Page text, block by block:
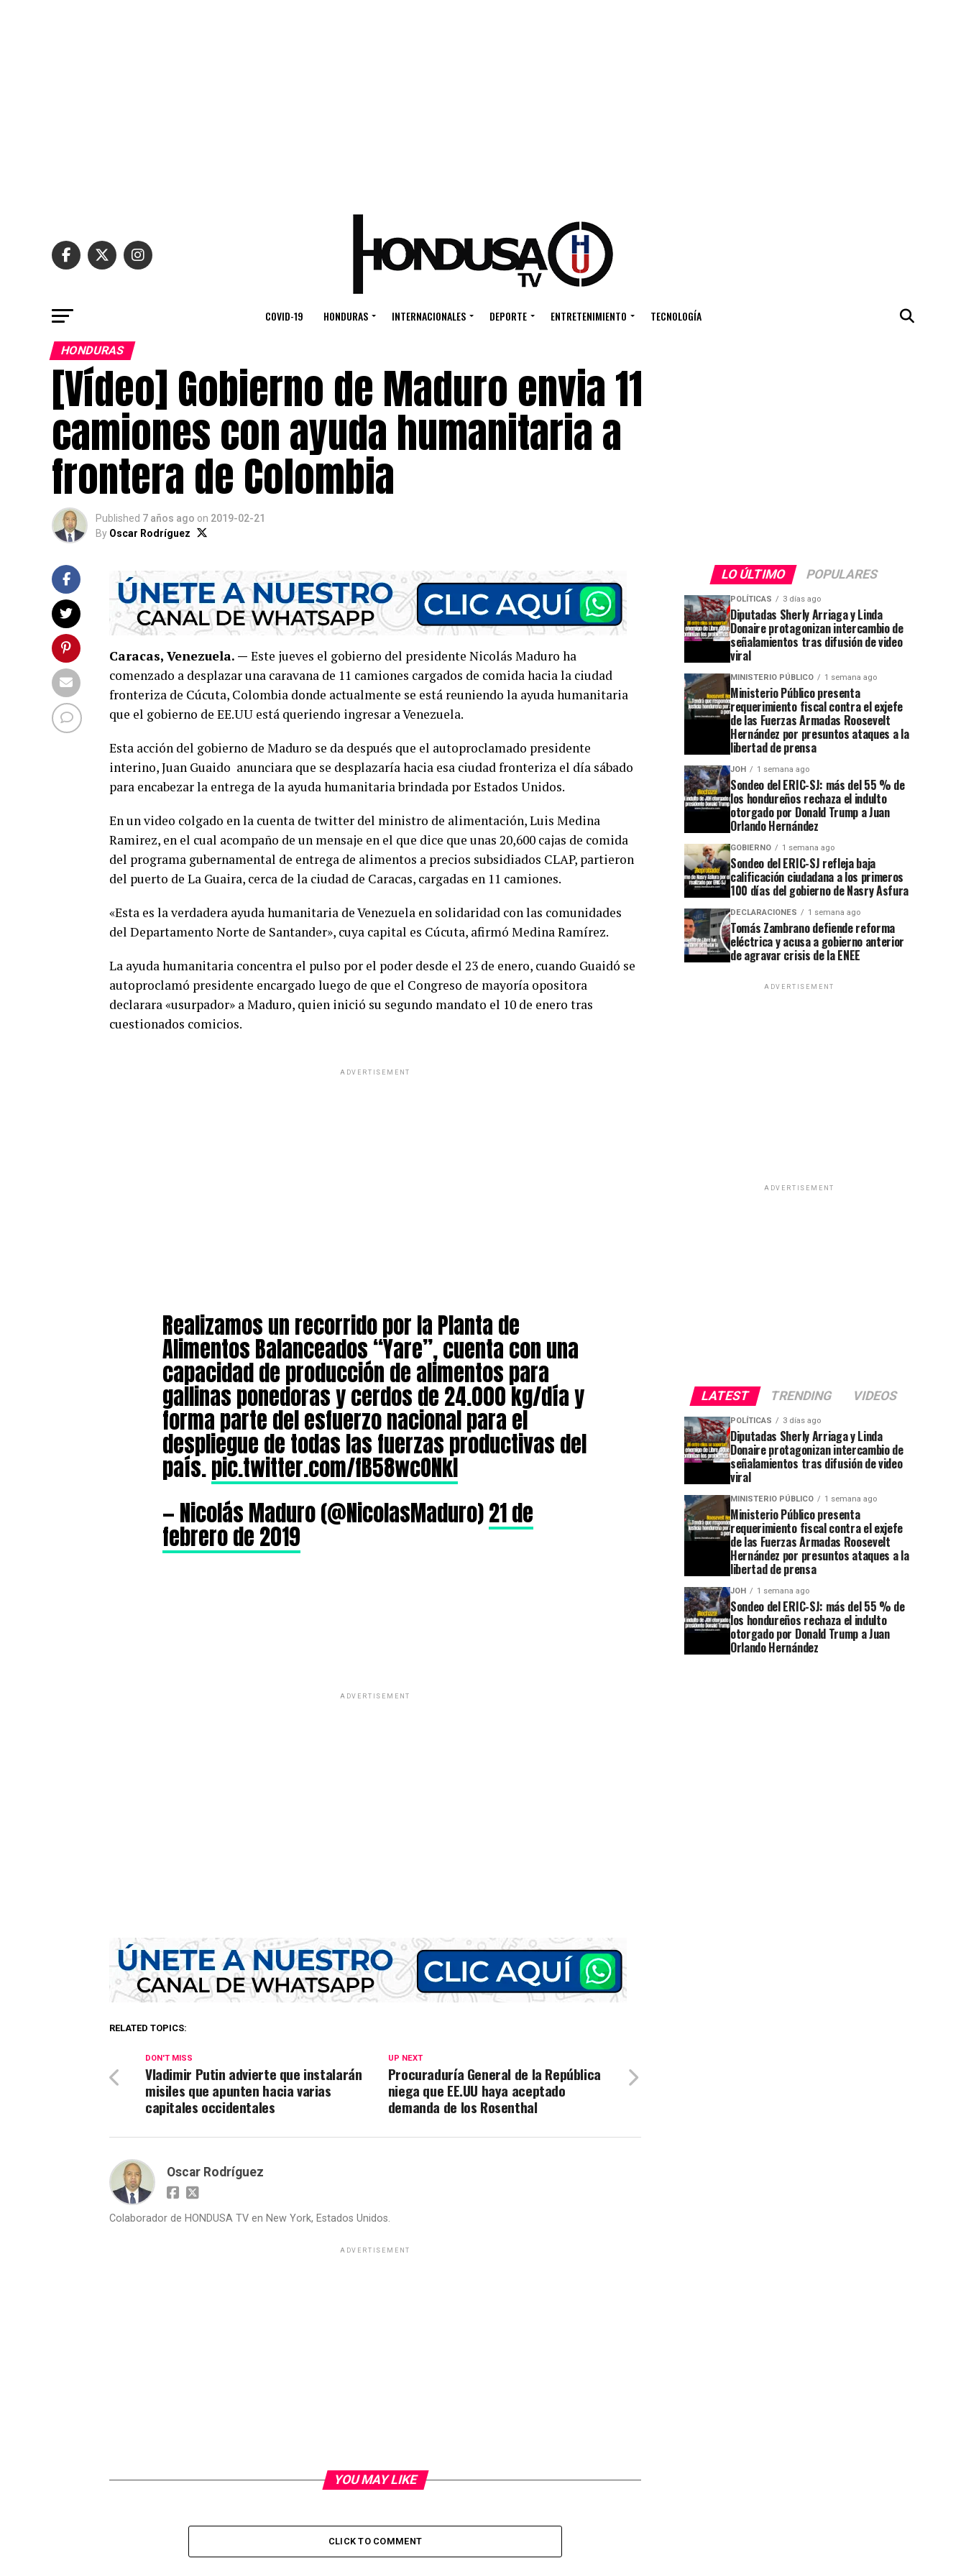
COVID-19 HONDURAS INTERNACIONALES DEPORTE ENTRETENIMIENTO TECNOLOGÍA
HONDURAS
[Vídeo] Gobierno de Maduro envia 11
camiones con ayuda humanitaria a
frontera de Colombia
Published 7 años ago on 2019-02-21
By Oscar Rodríguez
Caracas, Venezuela. — Este jueves el gobierno del presidente Nicolás Maduro ha
comenzado a desplazar una caravana de 11 camiones cargados de comida hacia la ciudad
fronteriza de Cúcuta, Colombia donde actualmente se está reuniendo la ayuda humanitaria
que el gobierno de EE.UU está queriendo ingresar a Venezuela.
Esta acción del gobierno de Maduro se da después que el autoproclamado presidente
interino, Juan Guaido anunciara que se desplazaría hacia esa ciudad fronteriza el día sábado
para encabezar la entrega de la ayuda humanitaria brindada por Estados Unidos.
En un video colgado en la cuenta de twitter del ministro de alimentación, Luis Medina
Ramirez, en el cual acompaño de un mensaje en el que dice que unas 20,600 cajas de comida
del programa gubernamental de entrega de alimentos a precios subsidiados CLAP, partieron
del puerto de La Guaira, cerca de la ciudad de Caracas, cargadas en 11 camiones.
«Esta es la verdadera ayuda humanitaria de Venezuela en solidaridad con las comunidades
del Departamento Norte de Santander», cuya capital es Cúcuta, afirmó Medina Ramírez.
La ayuda humanitaria concentra el pulso por el poder desde el 23 de enero, cuando Guaidó se
autoproclamó presidente encargado luego de que el Congreso de mayoría opositora
declarara «usurpador» a Maduro, quien inició su segundo mandato el 10 de enero tras
cuestionados comicios.
ADVERTISEMENT
Realizamos un recorrido por la Planta de
Alimentos Balanceados “Yare”, cuenta con una
capacidad de producción de alimentos para
gallinas ponedoras y cerdos de 24.000 kg/día y
forma parte del esfuerzo nacional para el
despliegue de todas las fuerzas productivas del
país.pic.twitter.com/fB58wcONkl
— Nicolás Maduro (@NicolasMaduro)21 de
febrero de 2019
ADVERTISEMENT
RELATED TOPICS:
UP NEXT
Procuraduría General de la República
niega que EE.UU haya aceptado
demanda de los Rosenthal
DON'T MISS
Vladimir Putin advierte que instalarán
misiles que apunten hacia varias
capitales occidentales
Oscar Rodríguez
Colaborador de HONDUSA TV en New York, Estados Unidos.
ADVERTISEMENT
YOU MAY LIKE
CLICK TO COMMENT
LO ÚLTIMO POPULARES
POLÍTICAS 3 días ago
Diputadas Sherly Arriaga y Linda
Donaire protagonizan intercambio de
señalamientos tras difusión de video
viral
MINISTERIO PÚBLICO 1 semana ago
Ministerio Público presenta
requerimiento fiscal contra el exjefe
de las Fuerzas Armadas Roosevelt
Hernández por presuntos ataques a la
libertad de prensa
JOH 1 semana ago
Sondeo del ERIC-SJ: más del 55 % de
los hondureños rechaza el indulto
otorgado por Donald Trump a Juan
Orlando Hernández
GOBIERNO 1 semana ago
Sondeo del ERIC-SJ refleja baja
calificación ciudadana a los primeros
100 días del gobierno de Nasry Asfura
DECLARACIONES 1 semana ago
Tomás Zambrano defiende reforma
eléctrica y acusa a gobierno anterior
de agravar crisis de la ENEE
ADVERTISEMENT
ADVERTISEMENT
LATEST TRENDING VIDEOS
POLÍTICAS 3 días ago
Diputadas Sherly Arriaga y Linda
Donaire protagonizan intercambio de
señalamientos tras difusión de video
viral
MINISTERIO PÚBLICO 1 semana ago
Ministerio Público presenta
requerimiento fiscal contra el exjefe
de las Fuerzas Armadas Roosevelt
Hernández por presuntos ataques a la
libertad de prensa
JOH 1 semana ago
Sondeo del ERIC-SJ: más del 55 % de
los hondureños rechaza el indulto
otorgado por Donald Trump a Juan
Orlando Hernández